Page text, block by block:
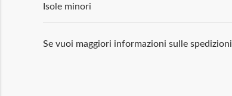
Isole minori
Se vuoi maggiori informazioni sulle spedizioni